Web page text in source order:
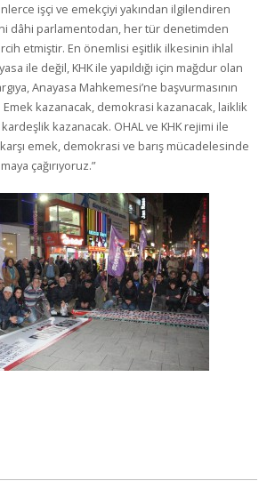
işçi ve emekçiyi yakından ilgilendiren
dâhi parlamentodan, her tür denetimden
etmiştir. En önemlisi eşitlik ilkesinin ihlal
ile değil, KHK ile yapıldığı için mağdur olan
Anayasa Mahkemesi’ne başvurmasının
Emek kazanacak, demokrasi kazanacak, laiklik
kazanacak. OHAL ve KHK rejimi ile
emek, demokrasi ve barış mücadelesinde
çağırıyoruz.”